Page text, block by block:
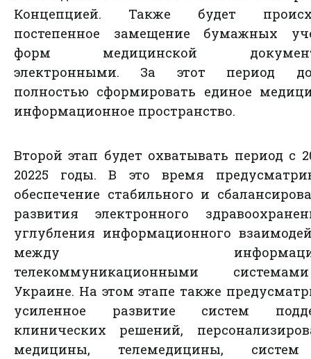
Концепцией. Также будет
постепенное замещение бумажных
форм медицинской
электронными. За этот период
полностью сформировать единое
информационное пространство.
Второй этап будет охватывать период с
20225 годы. В это время
обеспечение стабильного и
развития электронного
углубления информационного
между
телекоммуникационными
Украине. На этом этапе также
усиленное развитие систем
клинических решений,
медицины, телемедицины,